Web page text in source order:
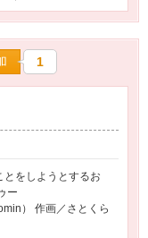
1
をしようとするお
ー
） 作画／さとくら